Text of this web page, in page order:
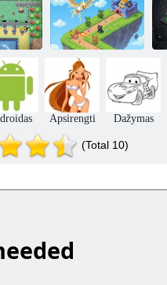
„Pokemon Go
Pikachu“
Td Pokepath Td
Apsirengti Dažymas
(Total 10)